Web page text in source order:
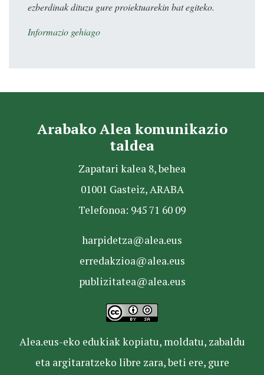
ezberdinak dituzu gure proiektuarekin bat egiteko.
Informazio gehiago
Arabako Alea komunikazio
taldea
Zapatari kalea 8, behea
01001 Gasteiz, ARABA
Telefonoa: 945 71 60 09
harpidetza@alea.eus
erredakzioa@alea.eus
publizitatea@alea.eus
Alea.eus-eko edukiak kopiatu, moldatu, zabaldu
eta argitaratzeko libre zara, beti ere, gure